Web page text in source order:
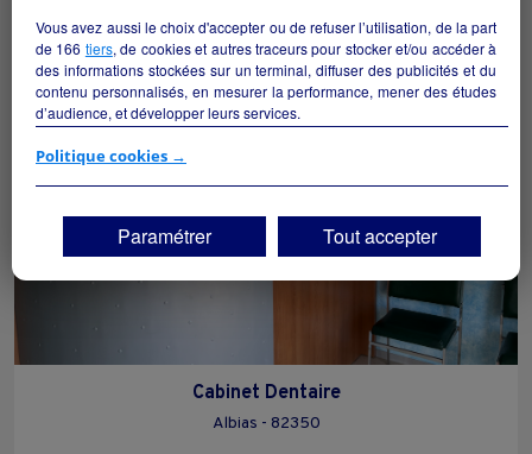
Cabinet Dentaire
Albias - 82350
Vous avez aussi le choix d'accepter ou de refuser l’utilisation, de la part
de 166 tiers, de cookies et autres traceurs pour stocker et/ou accéder à
des informations stockées sur un terminal, diffuser des publicités et du
contenu personnalisés, en mesurer la performance, mener des études
d’audience, et développer leurs services.
Si vous continuez sans accepter, les fonctionnalités liées à la
vos centres d'intérêt. Seuls lescookies/traceurs techniquesseront
déposés et lus sur votre terminal.
Vous pouvez exprimer vos choix en cliquant sur "Tout accepter",
"Continuer sans accepter" ou "Paramétrer", et les modifier à tout
moment en cliquant sur le lien "Paramétrez vos choix" situé en bas de
Politique cookies →
Paramétrer Tout accepter